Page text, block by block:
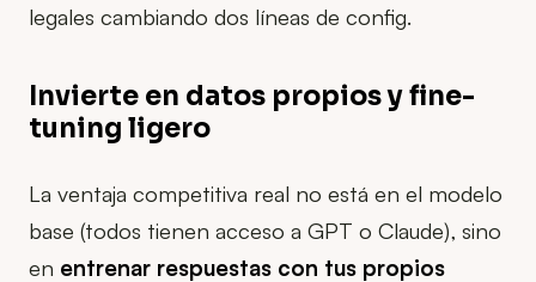
legales cambiando dos líneas de config.
Invierte en datos propios y fine-
tuning ligero
La ventaja competitiva real no está en el modelo
base (todos tienen acceso a GPT o Claude), sino
en entrenar respuestas con tus propios